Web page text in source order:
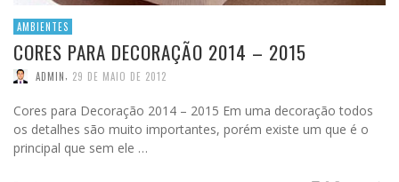
AMBIENTES
CORES PARA DECORAÇÃO 2014 – 2015
ADMIN 29 DE MAIO DE 2012
Cores para Decoração 2014 – 2015 Em uma decoração todos
os detalhes são muito importantes, porém existe um que é o
principal que sem ele …